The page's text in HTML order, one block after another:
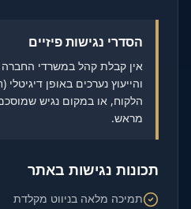
הסדרי נגישות פיזיים
אין קבלת קהל במשרדי
הלקוח, או במקום נגיש
מראש.
תכונות נגישות באתר
תמיכה מלאה בניווט מקלדת